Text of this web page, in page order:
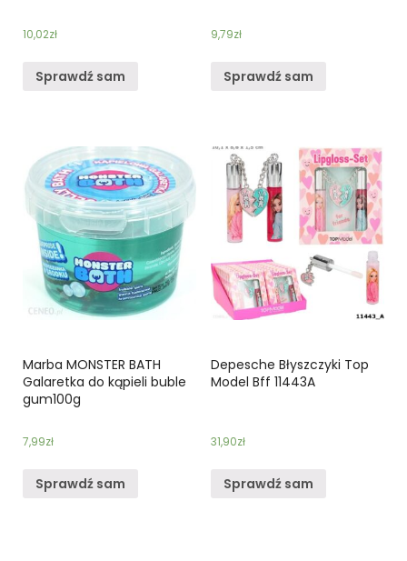
10,02zł
Sprawdź sam
9,79zł
Sprawdź sam
Marba MONSTER BATH
Galaretka do kąpieli buble
gum100g
7,99zł
Sprawdź sam
Depesche Błyszczyki Top
Model Bff 11443A
31,90zł
Sprawdź sam